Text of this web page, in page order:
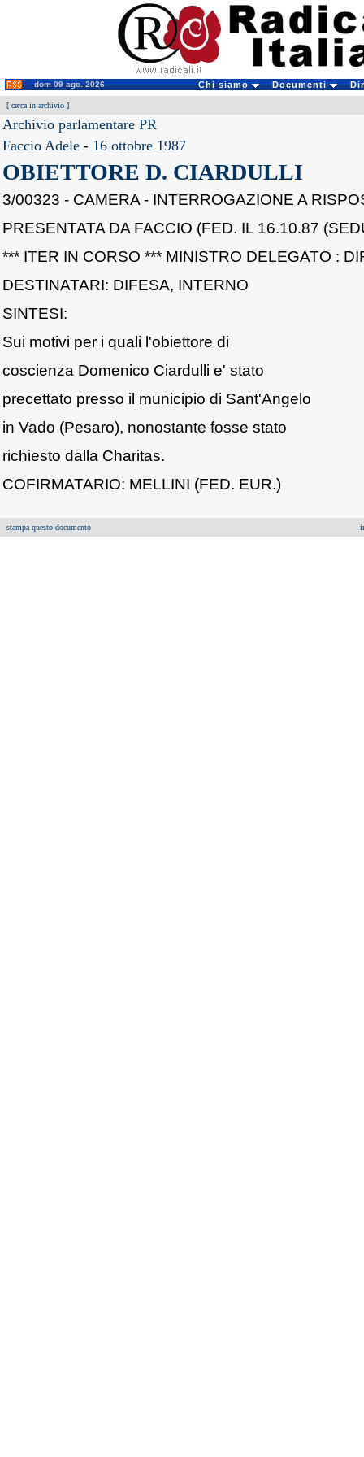
dom 09 ago. 2026 Chi siamo Documenti
[ cerca in archivio ]
Archivio parlamentare PR
Faccio Adele - 16 ottobre 1987
OBIETTORE D. CIARDULLI
3/00323 - CAMERA - INTERROGAZIONE A
PRESENTATA DA FACCIO (FED. IL 16.10.87
*** ITER IN CORSO *** MINISTRO DELEGATO :
DESTINATARI: DIFESA, INTERNO
SINTESI:
Sui motivi per i quali l'obiettore di
coscienza Domenico Ciardulli e' stato
precettato presso il municipio di Sant'Angelo
in Vado (Pesaro), nonostante fosse stato
richiesto dalla Charitas.
COFIRMATARIO: MELLINI (FED. EUR.)
stampa questo documento